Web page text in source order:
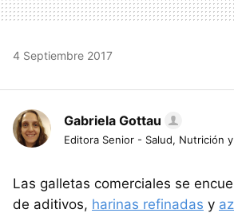
4 Septiembre 2017
Gabriela Gottau
Editora Senior - Salud, Nutrición
Las galletas comerciales se
de aditivos, harinas refinadas y